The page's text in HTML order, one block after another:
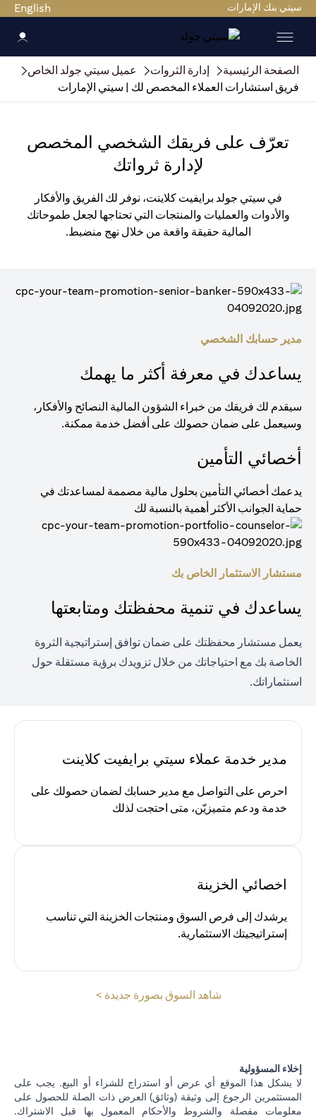
سيتي بنك الإمارات English
الصفحة الرئيسية إدارة الثروات
عميل سيتي جولد الخاص
فريق استشارات العملاء المخصص لك | سيتي الإمارات
تعرّف على فريقك الشخصي المخصص
لإدارة ثرواتك
في سيتي جولد برايفيت كلاينت، نوفر لك الفريق والأفكار
والأدوات والعمليات والمنتجات التي تحتاجها لجعل طموحاتك
المالية حقيقة واقعة من خلال نهج منضبط.
مدير حسابك الشخصي
يساعدك في معرفة أكثر ما يهمك
سيقدم لك فريقك من خبراء الشؤون المالية النصائح والأفكار،
وسيعمل على ضمان حصولك على أفضل خدمة ممكنة.
أخصائي التأمين
يدعمك أخصائي التأمين بحلول مالية مصممة لمساعدتك في
حماية الجوانب الأكثر أهمية بالنسبة لك
مستشار الاستثمار الخاص بك
يساعدك في تنمية محفظتك ومتابعتها
يعمل مستشار محفظتك على ضمان توافق إستراتيجية الثروة
الخاصة بك مع احتياجاتك من خلال تزويدك برؤية مستقلة حول
استثماراتك.
مدير خدمة عملاء سيتي برايفيت كلاينت
احرص على التواصل مع مدير حسابك لضمان حصولك على
خدمة ودعم متميزيّن، متى احتجت لذلك
اخصائي الخزينة
يرشدك إلى فرص السوق ومنتجات الخزينة التي تناسب
إستراتيجيتك الاستثمارية.
شاهد السوق بصورة جديدة >
إخلاء المسؤولية
لا يشكل هذا الموقع أي عرض أو استدراج للشراء أو البيع. يجب على
المستثمرين الرجوع إلى وثيقة (وثائق) العرض ذات الصلة للحصول على
معلومات مفصلة والشروط والأحكام المعمول بها قبل الاشتراك.